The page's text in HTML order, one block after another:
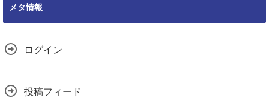
メタ情報
ログイン
投稿フィード